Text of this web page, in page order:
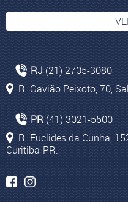
Agência de
RJ (21) 2705-3080
R. Gavião Peixoto, 70,
PR (41) 3021-5500
R. Euclides da Cunha,
Curitiba-PR.